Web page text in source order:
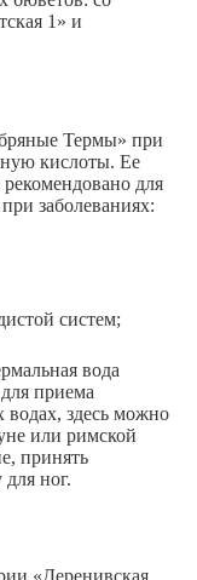
1» и
Термы» при
кислоты. Ее
для
заболеваниях:
систем;
вода
приема
водах, здесь можно
или римской
принять
ног.